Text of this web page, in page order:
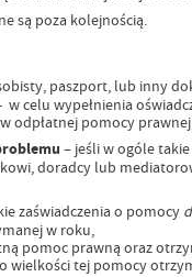
są poza kolejnością.
paszport, lub inny
w celu wypełnienia
odpłatnej pomocy
– jeśli w ogóle
doradcy lub
zaświadczenia o pomocy
w roku,
pomoc prawną oraz
wielkości tej pomocy